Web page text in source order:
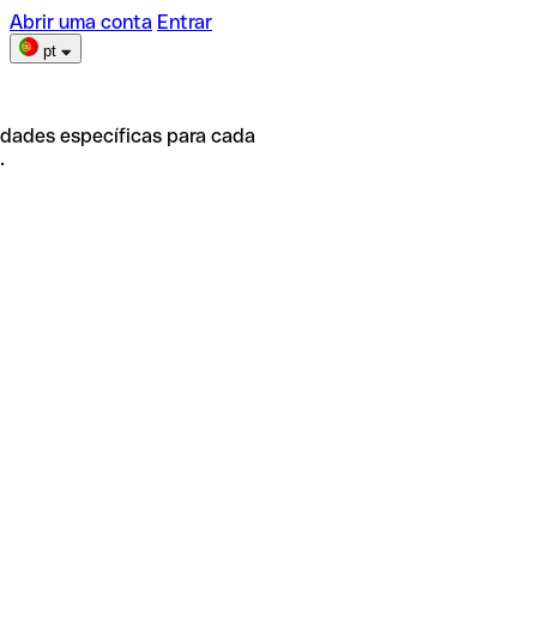
Abrir uma conta Entrar
pt
específicas para cada